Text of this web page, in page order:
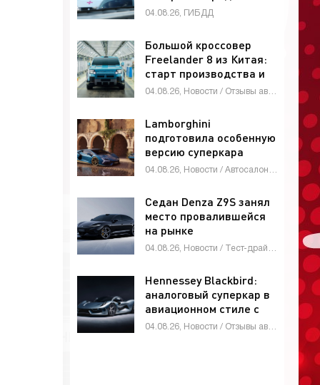
«ГИБДД»
04.08.26, ГИБДД
Большой кроссовер
Freelander 8 из Китая:
старт производства и
глобальные амбиции -
Lamborghini
подготовила особенную
версию суперкара
Revuelto -
Седан Denza Z9S занял
место провалившейся
на рынке
четырехдверки Denza
Hennessey Blackbird:
аналоговый суперкар в
авиационном стиле с
атмосферным V8 и МКП